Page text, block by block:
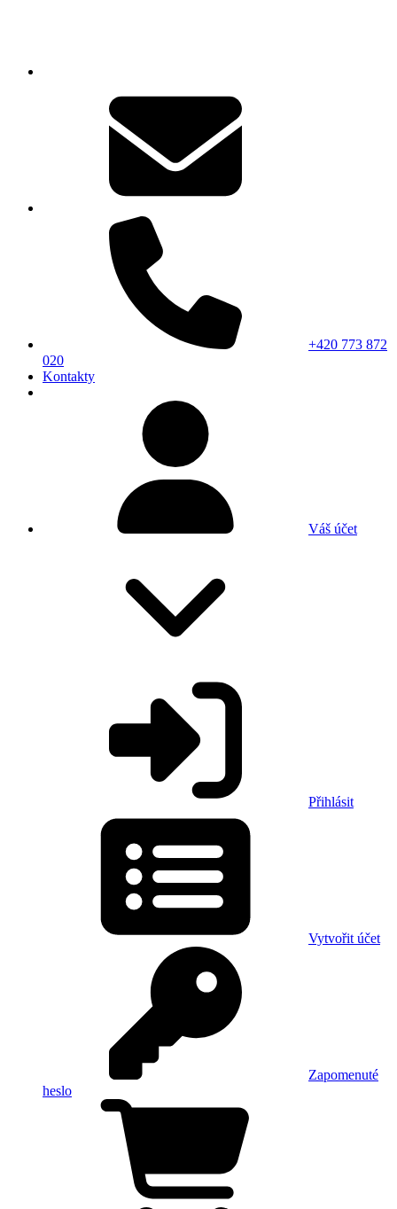
+420 773 872
020
Kontakty
Váš účet
Přihlásit
Vytvořit účet
Zapomenuté
heslo